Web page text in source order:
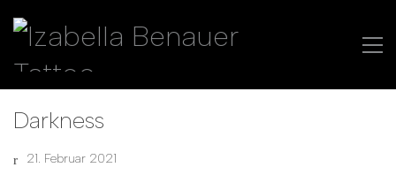
Darkness
21. Februar 2021